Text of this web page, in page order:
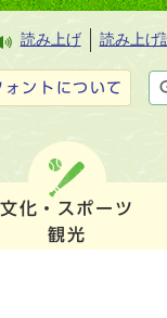
読み上げ 読み上げ
ントについて
文化・スポーツ
観光